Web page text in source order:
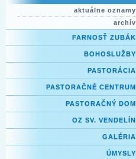
aktuálne oznamy
archív
FARNOSŤ ZUBÁK
BOHOSLUŽBY
PASTORÁCIA
PASTORAČNÉ CENTRUM
PASTORAČNÝ DOM
OZ SV. VENDELÍN
GALÉRIA
ÚMYSLY